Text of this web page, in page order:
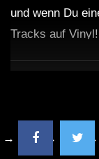
und wenn Du
Tracks auf Vinyl!